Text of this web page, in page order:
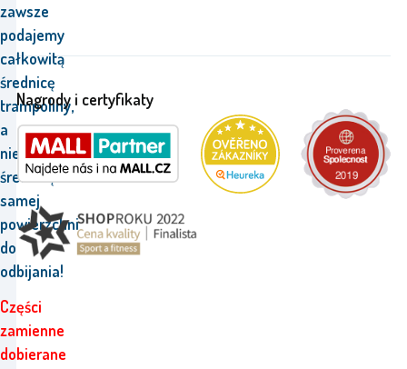
zawsze
podajemy
całkowitą
średnicę
trampoliny,
a
nie
średnicę
samej
powierzchni
do
odbijania!
Części
zamienne
dobierane
Nagrody i certyfikaty